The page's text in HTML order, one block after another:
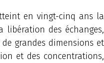
en vingt-cinq ans la
libération des échanges,
grandes dimensions et
et des concentrations,